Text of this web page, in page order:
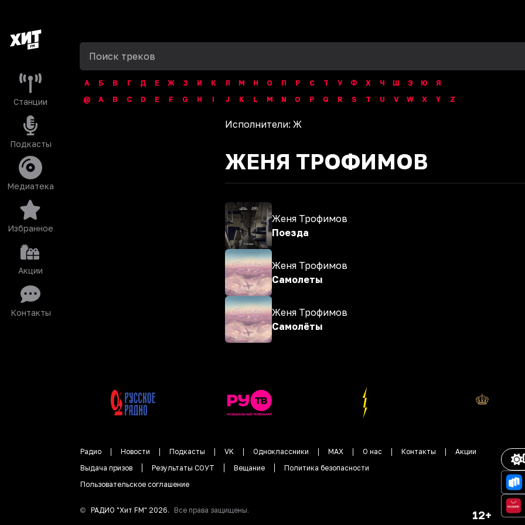
Станции
Подкасты
Медиатека
Избранное
Акции
Контакты
А Б В Г Д Е Ж З И К Л М Н О П Р С Т У Ф Х Ч Ш Э Ю
Я
@
A B C D E F G H I J K L M N O P Q R S T U V W X Y Z
Исполнители: Ж
ЖЕНЯ ТРОФИМОВ
Женя Трофимов
Поезда
Женя Трофимов
Самолеты
Женя Трофимов
Самолёты
Радио Новости Подкасты VK Одноклассники MAX О нас Контакты
Акции
Выдача призов
Результаты СОУТ Вещание
Политика безопасности
Пользовательское соглашение
© РАДИО "Хит FM" 2026. Все права защищены. 12+